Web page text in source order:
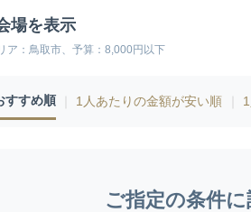
場を表示
ア：鳥取市、予算：8,000円以下
すすめ順 1人あたりの金額が安い順
ご指定の条件